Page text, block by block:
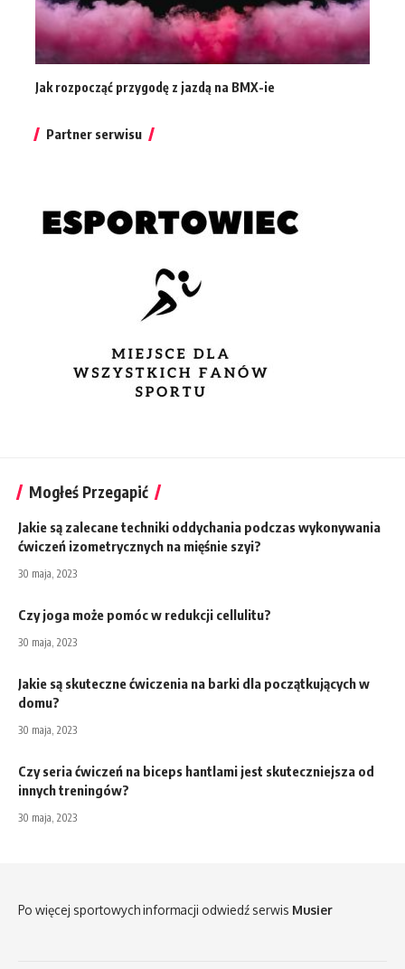
Jak rozpocząć przygodę z jazdą na BMX-ie
Partner serwisu
Mogłeś Przegapić
Jakie są zalecane techniki oddychania podczas wykonywania
ćwiczeń izometrycznych na mięśnie szyi?
30 maja, 2023
Czy joga może pomóc w redukcji cellulitu?
30 maja, 2023
Jakie są skuteczne ćwiczenia na barki dla początkujących w
domu?
30 maja, 2023
Czy seria ćwiczeń na biceps hantlami jest skuteczniejsza od
innych treningów?
30 maja, 2023
Po więcej sportowych informacji odwiedź serwis Musier